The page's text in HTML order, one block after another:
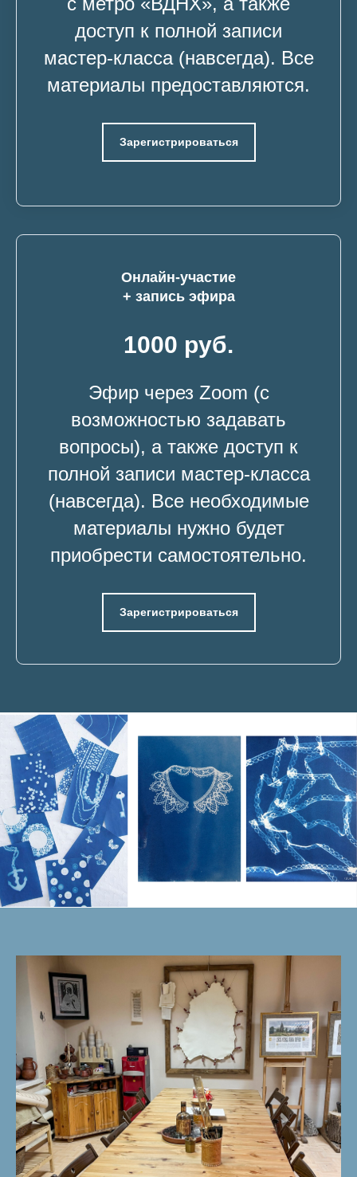
доступ к полной записи
мастер-класса (навсегда). Все
материалы предоставляются.
Зарегистрироваться
Онлайн-участие
+ запись эфира
1000 руб.
Эфир через Zoom (с
возможностью задавать
вопросы), а также доступ к
полной записи мастер-класса
(навсегда). Все необходимые
материалы нужно будет
приобрести самостоятельно.
Зарегистрироваться